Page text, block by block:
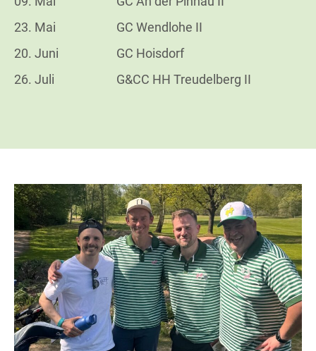
23. Mai
GC Wendlohe II
20. Juni
GC Hoisdorf
26. Juli
G&CC HH Treudelberg II